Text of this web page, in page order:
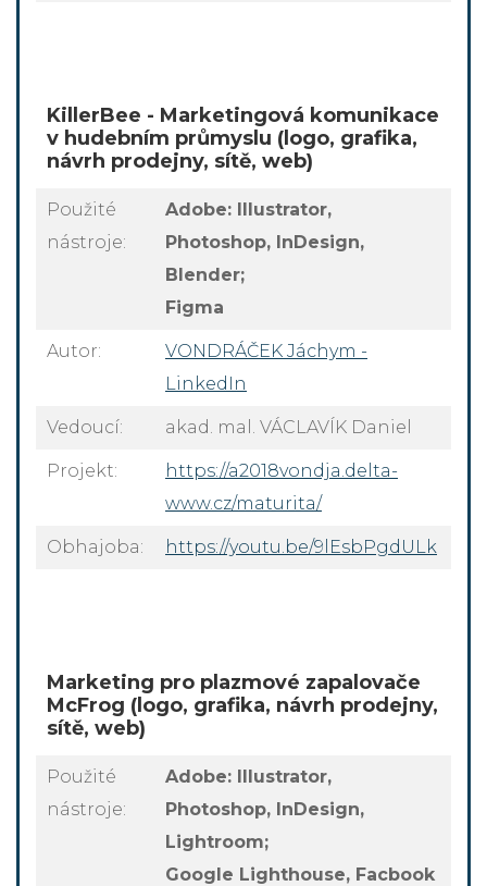
KillerBee - Marketingová komunikace
v hudebním průmyslu (logo, grafika,
návrh prodejny, sítě, web)
Použité
nástroje:
Adobe: Illustrator,
Photoshop, InDesign,
Blender;
Figma
Autor:
VONDRÁČEK Jáchym -
LinkedIn
Vedoucí: akad. mal. VÁCLAVÍK Daniel
Projekt:
https://a2018vondja.delta-
www.cz/maturita/
Obhajoba: https://youtu.be/9lEsbPgdULk
Marketing pro plazmové zapalovače
McFrog (logo, grafika, návrh prodejny,
sítě, web)
Použité
nástroje:
Adobe: Illustrator,
Photoshop, InDesign,
Lightroom;
Google Lighthouse, Facbook